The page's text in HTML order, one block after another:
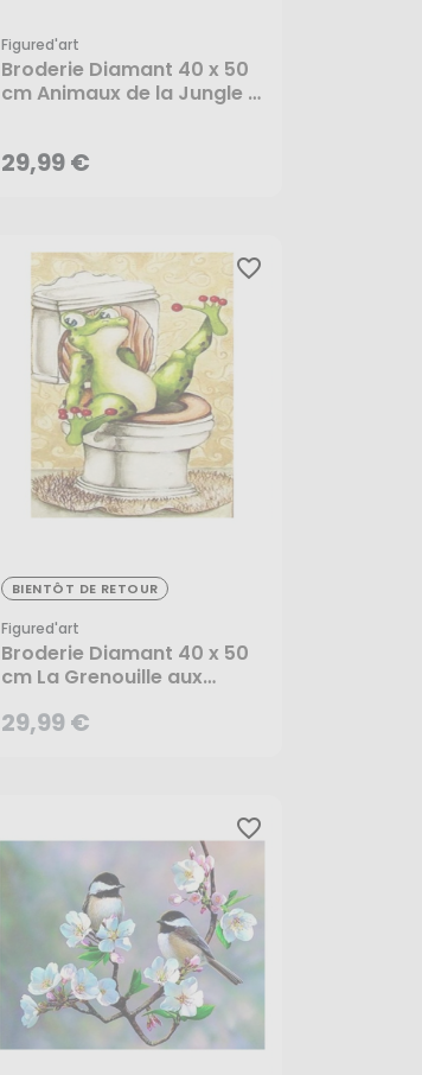
Figured'art
Broderie Diamant 40 x 50
cm Animaux de la Jungle -
29,99 €
29,99 €
AJOUTER AU PANIER
favorite_border
BIENTÔT DE RETOUR
Figured'art
Broderie Diamant 40 x 50
cm La Grenouille aux
29,99 €
29,99 €
CRÉER UNE ALERTE
favorite_border